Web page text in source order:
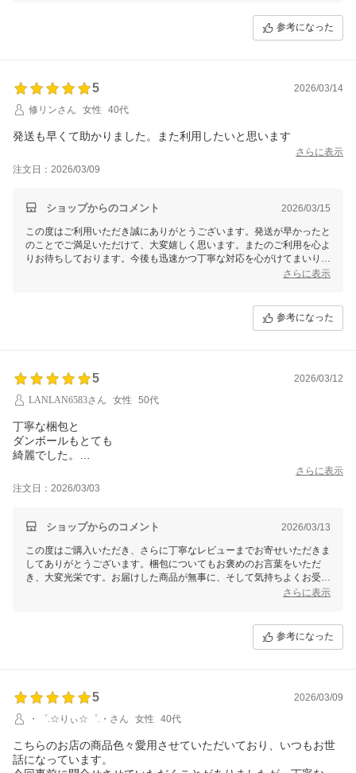
参考になった
5
2026/03/14
修リンさん
女性 40代
発送も早くて助かりました。また利用したいと思います
さらに表示
注文日：2026/03/09
ショップからのコメント 2026/03/15
この度はご利用いただき誠にありがとうございます。発送が早かったと
のことでご満足いただけて、大変嬉しく思います。またのご利用を心よ
りお待ちしております。今後も迅速かつ丁寧な対応を心がけてまいりま
さらに表示
参考になった
5
2026/03/12
LANLAN6583さん
女性 50代
丁寧な梱包と
ダンボールもとても
綺麗でした。
出来るレベルでした。
さらに表示
注文日：2026/03/03
ショップからのコメント 2026/03/13
この度はご購入いただき、さらに丁寧なレビューまでお寄せいただきま
してありがとうございます。梱包についてもお褒めのお言葉をいただ
き、大変光栄です。お届けした商品が無事に、そして気持ちよくお受け
取りいただけたようで安心しました。引き続き、より良いサービスを提
さらに表示
参考になった
5
2026/03/09
・゜.☆りぃ☆゜.・さん
女性 40代
こちらのお店の商品色々愛用させていただいており、いつもお世
話になっています。